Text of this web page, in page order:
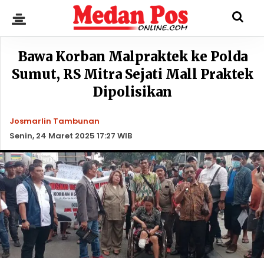
Bawa Korban Malpraktek ke Polda
Sumut, RS Mitra Sejati Mall Praktek
Dipolisikan
Josmarlin Tambunan
Senin, 24 Maret 2025 17:27 WIB